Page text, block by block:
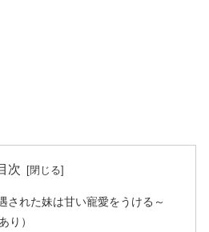
次
された妹は甘い寵愛をうける～
り）